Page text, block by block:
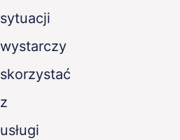
sytuacji
wystarczy
skorzystać
z
usługi